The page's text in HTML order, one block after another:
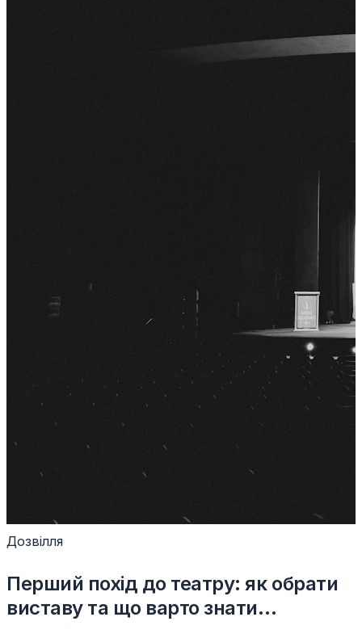
Дозвілля
Перший похід до театру: як обрати
виставу та що варто знати